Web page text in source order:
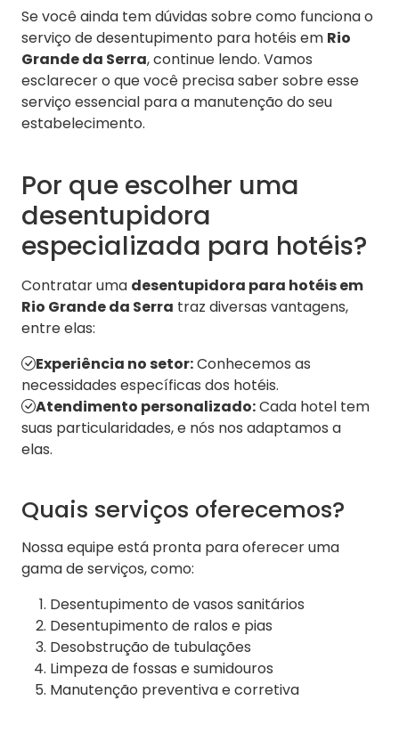
Se você ainda tem dúvidas sobre como funciona o
serviço de desentupimento para hotéis em Rio
Grande da Serra, continue lendo. Vamos
esclarecer o que você precisa saber sobre esse
serviço essencial para a manutenção do seu
estabelecimento.
Por que escolher uma
desentupidora
especializada para hotéis?
Contratar uma desentupidora para hotéis em
Rio Grande da Serra traz diversas vantagens,
entre elas:
Experiência no setor:Conhecemos as
necessidades específicas dos hotéis.
Atendimento personalizado:Cada hotel tem
suas particularidades, e nós nos adaptamos a
elas.
Quais serviços oferecemos?
Nossa equipe está pronta para oferecer uma
gama de serviços, como:
Desentupimento de vasos sanitários
Desentupimento de ralos e pias
Desobstrução de tubulações
Limpeza de fossas e sumidouros
Manutenção preventiva e corretiva